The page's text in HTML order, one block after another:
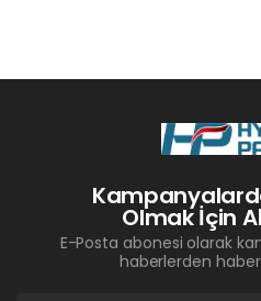
Olmak İçin
E-Posta abonesi olarak
haberlerden